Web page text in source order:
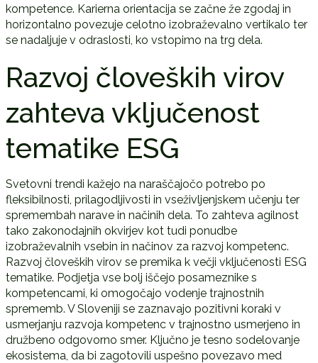
kompetence. Karierna orientacija se začne že zgodaj in
horizontalno povezuje celotno izobraževalno vertikalo ter
se nadaljuje v odraslosti, ko vstopimo na trg dela.
Razvoj človeških virov
zahteva vključenost
tematike ESG
Svetovni trendi kažejo na naraščajočo potrebo po
fleksibilnosti, prilagodljivosti in vseživljenjskem učenju ter
spremembah narave in načinih dela. To zahteva agilnost
tako zakonodajnih okvirjev kot tudi ponudbe
izobraževalnih vsebin in načinov za razvoj kompetenc.
Razvoj človeških virov se premika k večji vključenosti ESG
tematike. Podjetja vse bolj iščejo posameznike s
kompetencami, ki omogočajo vodenje trajnostnih
sprememb. V Sloveniji se zaznavajo pozitivni koraki v
usmerjanju razvoja kompetenc v trajnostno usmerjeno in
družbeno odgovorno smer. Ključno je tesno sodelovanje
ekosistema, da bi zagotovili uspešno povezavo med